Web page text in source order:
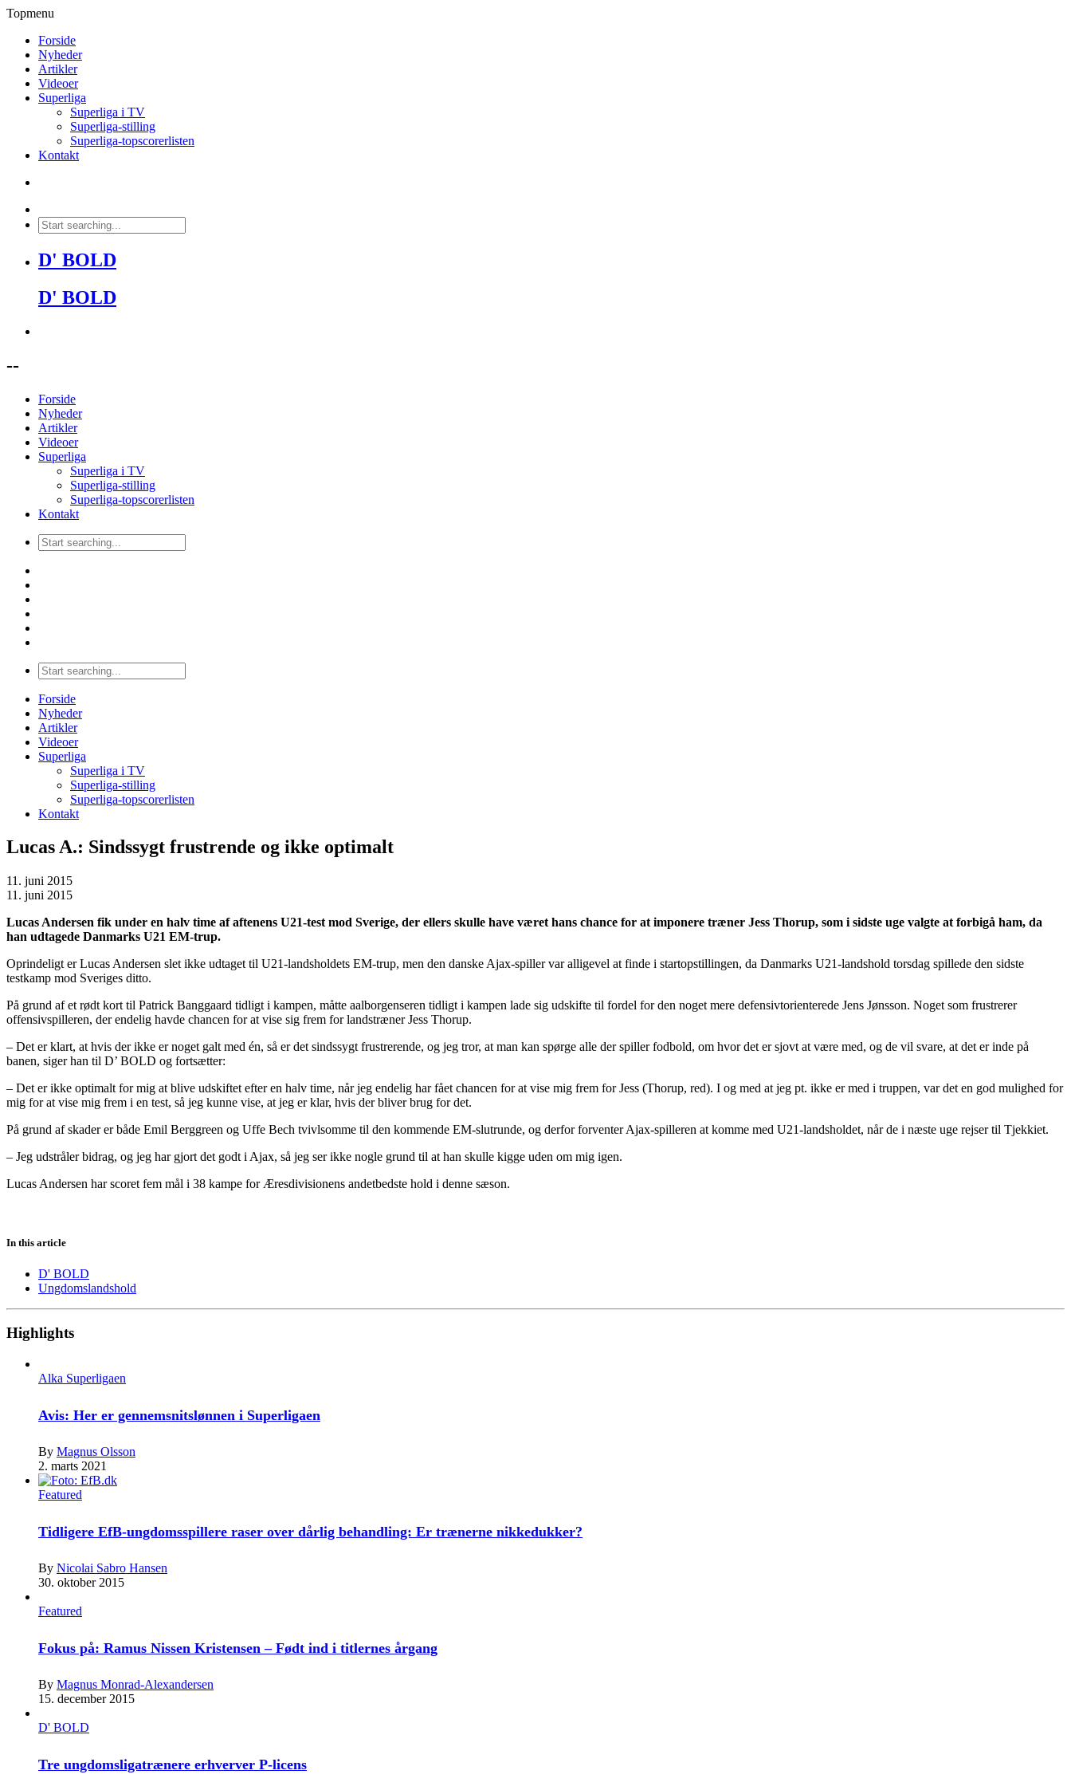
Topmenu
Forside
Nyheder
Artikler
Videoer
Superliga
Superliga i TV
Superliga-stilling
Superliga-topscorerlisten
Kontakt
D' BOLD
D' BOLD
--
Forside
Nyheder
Artikler
Videoer
Superliga
Superliga i TV
Superliga-stilling
Superliga-topscorerlisten
Kontakt
Forside
Nyheder
Artikler
Videoer
Superliga
Superliga i TV
Superliga-stilling
Superliga-topscorerlisten
Kontakt
Lucas A.: Sindssygt frustrende og ikke optimalt
11. juni 2015
11. juni 2015
Lucas Andersen fik under en halv time af aftenens U21-test mod Sverige, der ellers skulle have været hans chance for at imponere træner Jess Thorup, som i sidste uge valgte at forbigå ham, da
han udtagede Danmarks U21 EM-trup.
Oprindeligt er Lucas Andersen slet ikke udtaget til U21-landsholdets EM-trup, men den danske Ajax-spiller var alligevel at finde i startopstillingen, da Danmarks U21-landshold torsdag spillede den sidste
testkamp mod Sveriges ditto.
På grund af et rødt kort til Patrick Banggaard tidligt i kampen, måtte aalborgenseren tidligt i kampen lade sig udskifte til fordel for den noget mere defensivtorienterede Jens Jønsson. Noget som frustrerer
offensivspilleren, der endelig havde chancen for at vise sig frem for landstræner Jess Thorup.
– Det er klart, at hvis der ikke er noget galt med én, så er det sindssygt frustrerende, og jeg tror, at man kan spørge alle der spiller fodbold, om hvor det er sjovt at være med, og de vil svare, at det er inde på
banen, siger han til D’ BOLD og fortsætter:
– Det er ikke optimalt for mig at blive udskiftet efter en halv time, når jeg endelig har fået chancen for at vise mig frem for Jess (Thorup, red). I og med at jeg pt. ikke er med i truppen, var det en god mulighed for
mig for at vise mig frem i en test, så jeg kunne vise, at jeg er klar, hvis der bliver brug for det.
På grund af skader er både Emil Berggreen og Uffe Bech tvivlsomme til den kommende EM-slutrunde, og derfor forventer Ajax-spilleren at komme med U21-landsholdet, når de i næste uge rejser til Tjekkiet.
– Jeg udstråler bidrag, og jeg har gjort det godt i Ajax, så jeg ser ikke nogle grund til at han skulle kigge uden om mig igen.
Lucas Andersen har scoret fem mål i 38 kampe for Æresdivisionens andetbedste hold i denne sæson.
In this article
D' BOLD
Ungdomslandshold
Highlights
Alka Superligaen
Avis: Her er gennemsnitslønnen i Superligaen
By Magnus Olsson
2. marts 2021
Featured
Tidligere EfB-ungdomsspillere raser over dårlig behandling: Er trænerne nikkedukker?
By Nicolai Sabro Hansen
30. oktober 2015
Featured
Fokus på: Ramus Nissen Kristensen – Født ind i titlernes årgang
By Magnus Monrad-Alexandersen
15. december 2015
D' BOLD
Tre ungdomsligatrænere erhverver P-licens